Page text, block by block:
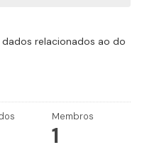
relacionados ao do
Membros
1